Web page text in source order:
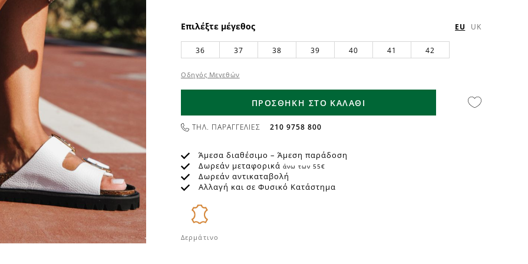
Επιλέξτε μέγεθος EU UK
36 37 38 39 40 41 42
Οδηγός Μεγεθών
ΠΡΟΣΘΗΚΗ ΣΤΟ ΚΑΛΑΘΙ
ΤΗΛ. ΠΑΡΑΓΓΕΛΙΕΣ 210 9758 800
Άμεσα διαθέσιμο – Άμεση παράδοση
Δωρεάν μεταφορικά άνω των 55€
Δωρεάν αντικαταβολή
Αλλαγή και σε Φυσικό Κατάστημα
Δερμάτινο